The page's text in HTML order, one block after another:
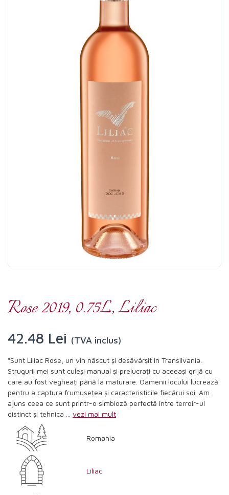
Rose 2019, 0.75L, Liliac
42.48 Lei (TVA inclus)
"Sunt Liliac Rose, un vin născut și desăvârșit în Transilvania.
Strugurii mei sunt culeși manual și prelucrați cu aceeași grijă cu
care au fost vegheați până la maturare. Oamenii locului lucrează
pentru a captura frumusețea și caracteristicile fiecărui soi. Am
ajuns ceea ce sunt printr-o simbioză perfectă între terroir-ul
distinct și tehnica ... vezi mai mult
Romania
Liliac